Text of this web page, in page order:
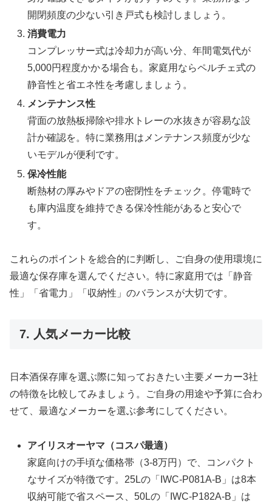
開閉頻度の少ない引き戸式も検討しましょう。
消費電力
コンプレッサー式は冷却力が高い分、年間電気代が
5,000円程度かかる場合も。家庭用ならペルチェ式の
静音性と省エネ性を考慮しましょう。
メンテナンス性
背面の放熱板掃除や排水トレーの水抜きが容易な設
計か確認を。特に業務用はメンテナンス頻度が少な
いモデルが便利です。
保冷性能
断熱材の厚みやドアの密閉性をチェック。停電時で
も庫内温度を維持できる保冷性能があると安心で
す。
これらのポイントを総合的に判断し、ご自身の使用環境に
最適な保存庫を選んでください。特に家庭用では「静音
性」「省電力」「収納性」のバランスが大切です。
7. 人気メーカー比較
日本酒保存庫を選ぶ際に知っておきたい主要メーカー3社
の特徴を比較してみましょう。ご自身の用途や予算に合わ
せて、最適なメーカーを選ぶ参考にしてください。
アイリスオーヤマ（コスパ最適）
家庭向けの手頃な価格帯（3-8万円）で、コンパクト
なサイズが特徴です。25Lの「IWC-P081A-B」は8本
収納可能で省スペース、50Lの「IWC-P182A-B」は